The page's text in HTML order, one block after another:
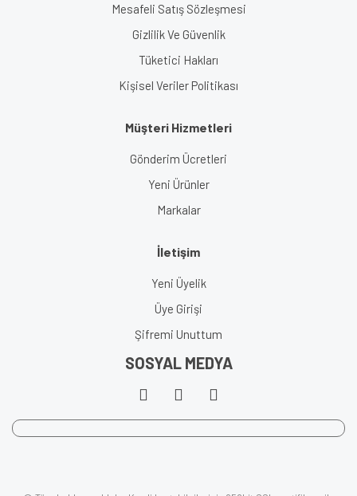
Mesafeli Satış Sözleşmesi
Gizlilik Ve Güvenlik
Tüketici Hakları
Kişisel Veriler Politikası
Müşteri Hizmetleri
Gönderim Ücretleri
Yeni Ürünler
Markalar
İletişim
Yeni Üyelik
Üye Girişi
Şifremi Unuttum
SOSYAL MEDYA